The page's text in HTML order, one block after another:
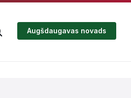
Augšdaugavas novads